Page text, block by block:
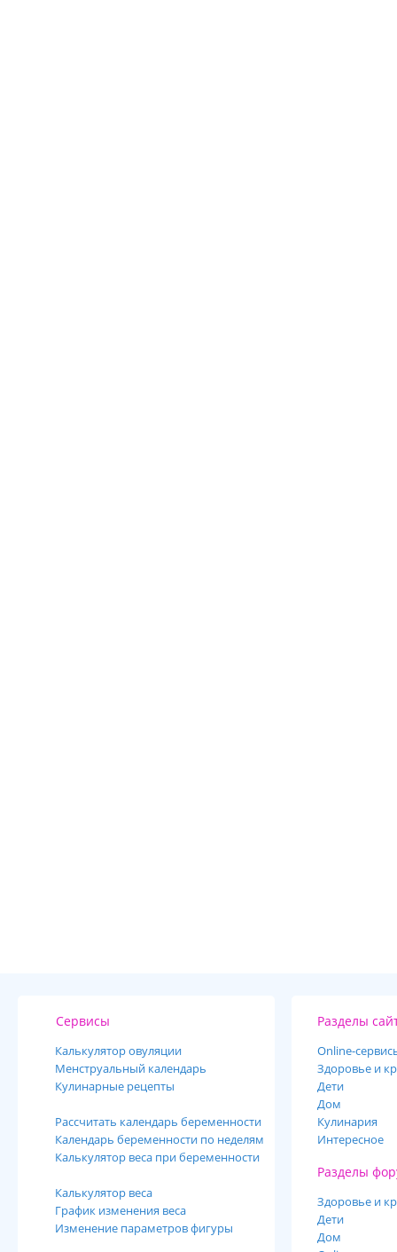
Сервисы
Калькулятор овуляции
Менструальный календарь
Кулинарные рецепты
Рассчитать календарь беременности
Календарь беременности по неделям
Калькулятор веса при беременности
Калькулятор веса
График изменения веса
Изменение параметров фигуры
Разделы
Online-
Здоровье и
Дети
Дом
Кулинария
Интересное
Разделы
Здоровье и
Дети
Дом